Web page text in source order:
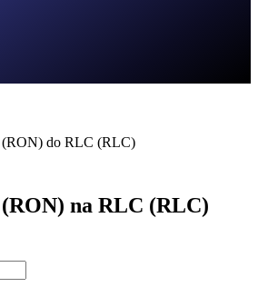
(RON) do RLC (RLC)
na RLC (RLC)